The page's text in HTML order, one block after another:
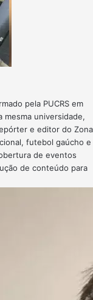
pela PUCRS em
mesma universidade,
e editor do Zona
futebol gaúcho e
de eventos
de conteúdo para